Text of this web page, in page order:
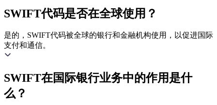
SWIFT代码是否在全球使用？
是的，SWIFT代码被全球的银行和金融机构使用，以促进国际
支付和通信。
SWIFT在国际银行业务中的作用是什
么？